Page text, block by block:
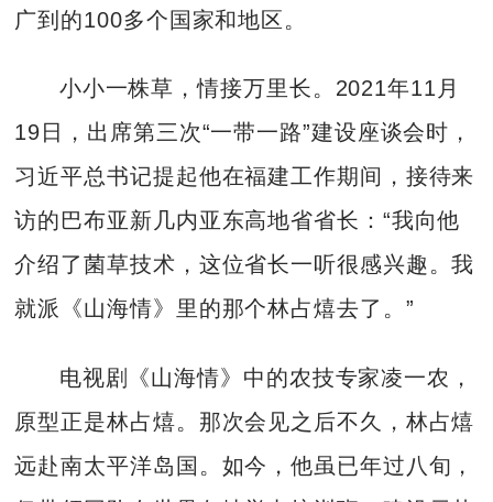
广到的100多个国家和地区。
小小一株草，情接万里长。2021年11月
19日，出席第三次“一带一路”建设座谈会时，
习近平总书记提起他在福建工作期间，接待来
访的巴布亚新几内亚东高地省省长：“我向他
介绍了菌草技术，这位省长一听很感兴趣。我
就派《山海情》里的那个林占熺去了。”
电视剧《山海情》中的农技专家凌一农，
原型正是林占熺。那次会见之后不久，林占熺
远赴南太平洋岛国。如今，他虽已年过八旬，